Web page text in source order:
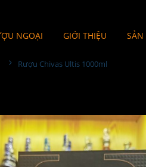
NGOẠI GIỚI THIỆU SẢN
Rượu Chivas Ultis 1000ml